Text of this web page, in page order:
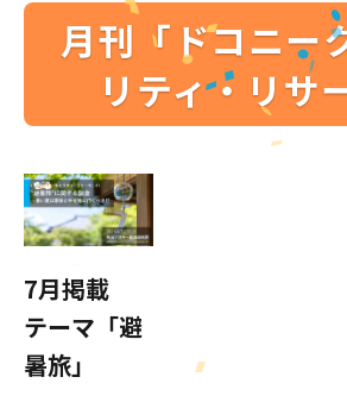
月刊「ドコニー
リティ・リサ
7月掲載
テーマ「避
暑旅」